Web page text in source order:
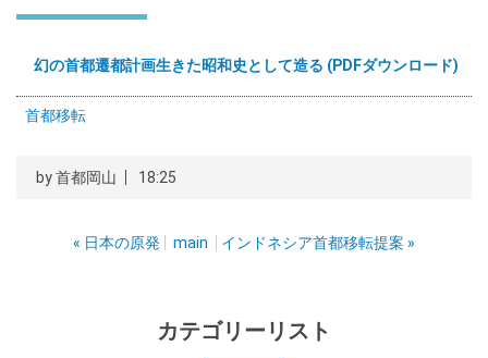
幻の首都遷都計画生きた昭和史として造る (PDFダウンロード)
首都移転
by首都岡山 18:25
« 日本の原発 main インドネシア首都移転提案 »
カテゴリーリスト